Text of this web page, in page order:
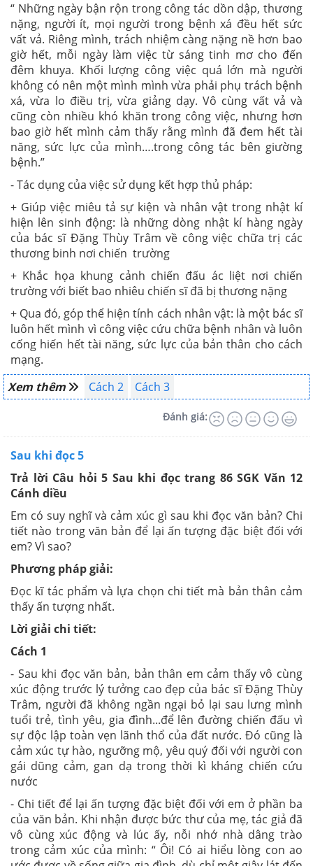
“ Những ngày bận rộn trong công tác dồn dập, thương
nặng, người ít, mọi người trong bệnh xá đều hết sức
vất vả. Riêng mình, trách nhiệm càng nặng nề hơn bao
giờ hết, mỗi ngày làm việc từ sáng tinh mơ cho đến
đêm khuya. Khối lượng công việc quá lớn mà người
không có nên một mình mình vừa phải phụ trách bệnh
xá, vừa lo điều trị, vừa giảng dạy. Vô cùng vất vả và
cũng còn nhiều khó khăn trong công việc, nhưng hơn
bao giờ hết mình cảm thấy rằng mình đã đem hết tài
năng, sức lực của mình….trong công tác bên giường
bệnh.”
- Tác dụng của việc sử dụng kết hợp thủ pháp:
+ Giúp việc miêu tả sự kiện và nhân vật trong nhật kí
hiện lên sinh động: là những dòng nhật kí hàng ngày
của bác sĩ Đặng Thùy Trâm về công việc chữa trị các
thương binh nơi chiến trường
+ Khắc họa khung cảnh chiến đấu ác liệt nơi chiến
trường với biết bao nhiêu chiến sĩ đã bị thương nặng
+ Qua đó, góp thể hiện tính cách nhân vật: là một bác sĩ
luôn hết mình vì công việc cứu chữa bệnh nhân và luôn
cống hiến hết tài năng, sức lực của bản thân cho cách
mạng.
Xem thêm
Cách 2 Cách 3
Đánh giá:
Sau khi đọc 5
Trả lời Câu hỏi 5 Sau khi đọc trang 86 SGK Văn 12
Cánh diều
Em có suy nghĩ và cảm xúc gì sau khi đọc văn bản? Chi
tiết nào trong văn bản để lại ấn tượng đặc biệt đối với
em? Vì sao?
Phương pháp giải:
Đọc kĩ tác phẩm và lựa chọn chi tiết mà bản thân cảm
thấy ấn tượng nhất.
Lời giải chi tiết:
Cách 1
- Sau khi đọc văn bản, bản thân em cảm thấy vô cùng
xúc động trước lý tưởng cao đẹp của bác sĩ Đặng Thùy
Trâm, người đã không ngần ngại bỏ lại sau lưng mình
tuổi trẻ, tình yêu, gia đình...để lên đường chiến đấu vì
sự độc lập toàn vẹn lãnh thổ của đất nước. Đó cũng là
cảm xúc tự hào, ngưỡng mộ, yêu quý đối với người con
gái dũng cảm, gan dạ trong thời kì kháng chiến cứu
nước
- Chi tiết để lại ấn tượng đặc biệt đối với em ở phần ba
của văn bản. Khi nhận được bức thư của mẹ, tác giả đã
vô cùng xúc động và lúc ấy, nỗi nhớ nhà dâng trào
trong cảm xúc của mình: “ Ôi! Có ai hiểu lòng con ao